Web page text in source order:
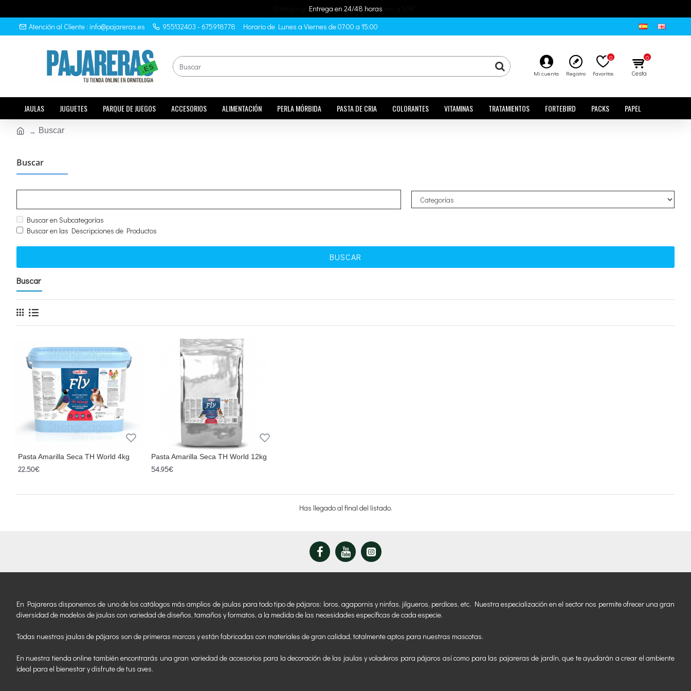
Entrega en 24/48 horas
Atención al Cliente : info@pajareras.es
955132403 - 675918778 Horario de Lunes a Viernes de 07:00 a 15:00
Mi cuenta Registro Favoritos
0
Cesta
0
JAULAS JUGUETES PARQUE DE JUEGOS ACCESORIOS ALIMENTACIÓN PERLA MÓRBIDA PASTA DE CRIA COLORANTES VITAMINAS TRATAMIENTOS FORTEBIRD PACKS PAPEL
Buscar
Buscar
Buscar en Subcategorías
Buscar en las Descripciones de Productos
BUSCAR
Buscar
Pasta Amarilla Seca TH World 4kg
22.50€
Pasta Amarilla Seca TH World 12kg
54.95€
Has llegado al final del listado.
En Pajareras disponemos de uno de los catálogos más amplios de jaulas para todo tipo de pájaros: loros, agapornis y ninfas, jilgueros, perdices, etc. Nuestra especialización en el sector nos permite ofrecer una gran
diversidad de modelos de jaulas con variedad de diseños, tamaños y formatos, a la medida de las necesidades específicas de cada especie.
Todas nuestras jaulas de pájaros son de primeras marcas y están fabricadas con materiales de gran calidad, totalmente aptos para nuestras mascotas.
En nuestra tienda online también encontrarás una gran variedad de accesorios para la decoración de las jaulas y voladeros para pájaros así como para las pajareras de jardín, que te ayudarán a crear el ambiente
ideal para el bienestar y disfrute de tus aves.